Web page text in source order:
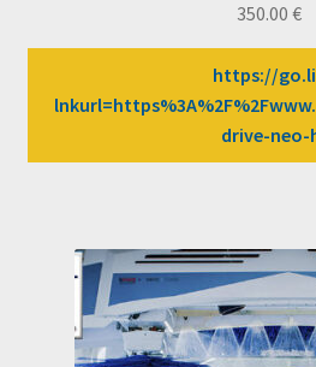
350.00 €
https://
drive-neo-